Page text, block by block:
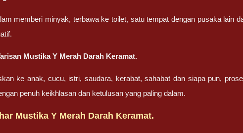
memberi minyak, terbawa ke toilet, satu tempat dengan pusaka lain
Mustika Y Merah Darah Keramat.
ke anak, cucu, istri, saudara, kerabat, sahabat dan siapa pun,
penuh keikhlasan dan ketulusan yang paling dalam.
Mustika Y Merah Darah Keramat.